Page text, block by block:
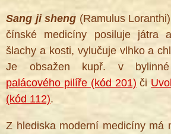
Sang ji sheng (Ramulus
čínské medicíny posiluje játra
šlachy a kosti, vylučuje vlhko a
Je obsažen kupř. v
palácového pilíře (kód 201) či
(kód 112).
Z hlediska moderní medicíny má